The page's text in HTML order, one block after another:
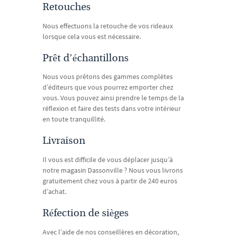
Retouches
Nous effectuons la retouche de vos rideaux
lorsque cela vous est nécessaire.
Prêt d’échantillons
Nous vous prêtons des gammes complètes
d’éditeurs que vous pourrez emporter chez
vous. Vous pouvez ainsi prendre le temps de la
réflexion et faire des tests dans votre intérieur
en toute tranquillité.
Livraison
Il vous est difficile de vous déplacer jusqu’à
notre magasin Dassonville ? Nous vous livrons
gratuitement chez vous à partir de 240 euros
d’achat.
Réfection de sièges
Avec l’aide de nos conseillères en décoration,